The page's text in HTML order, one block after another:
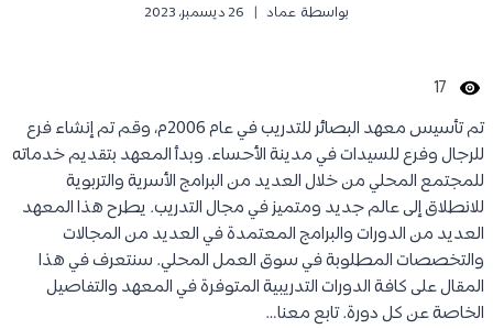
بواسطة عماد 26 ديسمبر، 2023
17
تم تأسيس معهد البصائر للتدريب في عام 2006م، وقم تم إنشاء فرع
للرجال وفرع للسيدات في مدينة الأحساء. وبدأ المعهد بتقديم خدماته
للمجتمع المحلي من خلال العديد من البرامج الأسرية والتربوية
للانطلاق إلى عالم جديد ومتميز في مجال التدريب. يطرح هذا المعهد
العديد من الدورات والبرامج المعتمدة في العديد من المجالات
والتخصصات المطلوبة في سوق العمل المحلي. سنتعرف في هذا
المقال على كافة الدورات التدريبية المتوفرة في المعهد والتفاصيل
الخاصة عن كل دورة. تابع معنا…